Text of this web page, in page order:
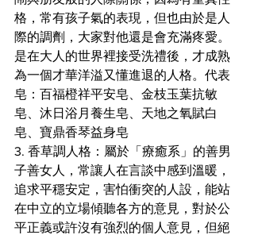
格，常有孩子氣的表現，但也由於是人
際的調劑，大家對他還是會充滿疼愛。
是在大人的世界裡接受洗禮後，才成熟
為一個才華洋溢又懂進退的人格。代表
皂：百福橙祥平安皂、金枝玉葉抗敏
皂、沐日浴月養生皂、天地之氧賦白
皂、寶鼎香琴益身皂
3. 香草調人格：屬於「療癒系」的善男
子善女人，常讓人在言談中感到溫暖，
追求平穩安定，害怕衝突的人設，能站
在中立的立場傾聽各方的意見，對於公
平正義或許沒有強烈的個人意見，但絕